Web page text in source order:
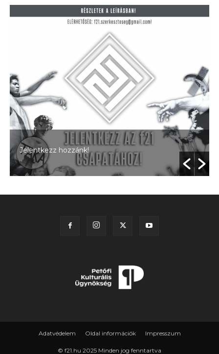
Jelentkezz hozzánk!
Adatvédelem Oldal információk Impresszum
© f21.hu 2025 Minden jog fenntartva